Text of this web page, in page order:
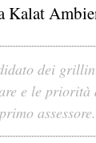
dei
e le
assessore.